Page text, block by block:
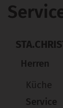
Herren
Küche
Service